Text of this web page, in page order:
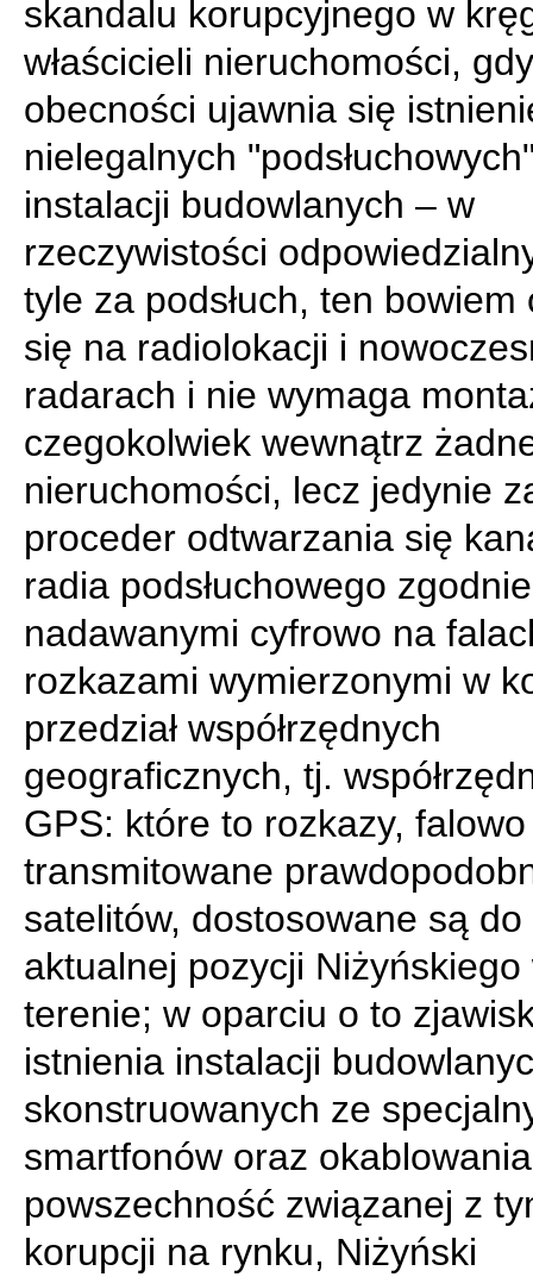
skandalu korupcyjnego w
właścicieli nieruchomości,
obecności ujawnia się
nielegalnych
instalacji budowlanych – w
rzeczywistości
tyle za podsłuch, ten bowiem
się na radiolokacji i
radarach i nie wymaga
czegokolwiek wewnątrz
nieruchomości, lecz jedynie
proceder odtwarzania się
radia podsłuchowego
nadawanymi cyfrowo na
rozkazami wymierzonymi w
przedział współrzędnych
geograficznych, tj.
GPS: które to rozkazy, falowo
transmitowane
satelitów, dostosowane są do
aktualnej pozycji Niżyńskiego
terenie; w oparciu o to
istnienia instalacji
skonstruowanych ze
smartfonów oraz
powszechność związanej z
korupcji na rynku, Niżyński